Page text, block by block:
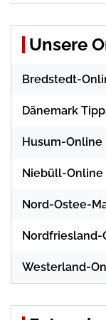
Unsere
Bredstedt-
Dänemark
Husum-Online
Niebüll-Online
Nord-Ostee-
Nordfriesland-
Westerland-